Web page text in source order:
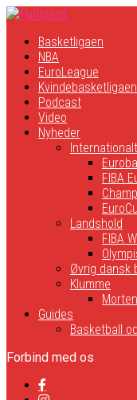
Basketligaen
NBA
EuroLeague
Kvindebasketligaen
Podcast
Video
Nyheder
Internationalt
FIBA
Landshold
FIBA
Øvrig dansk
Klumme
Guides
Basketball
Forbind med os